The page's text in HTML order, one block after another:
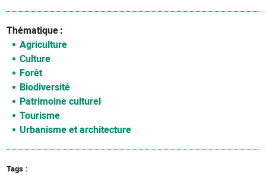
Thématique
Agriculture
Culture
Forêt
Biodiversité
Patrimoine culturel
Tourisme
Urbanisme et architecture
Tags